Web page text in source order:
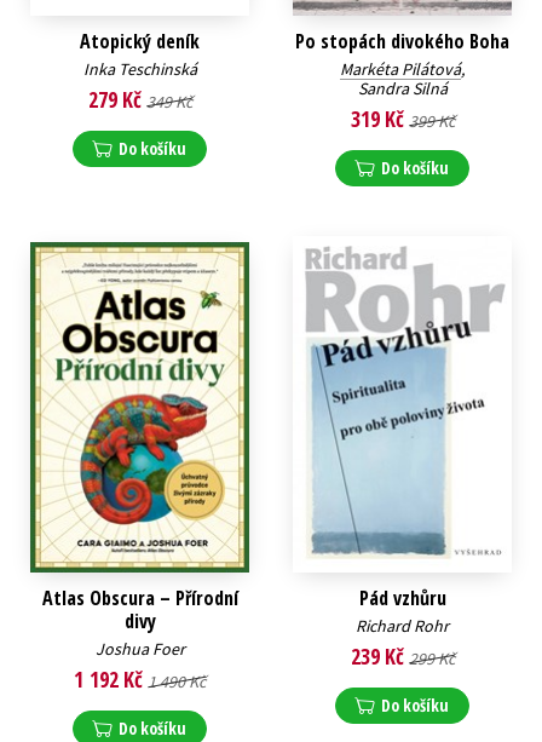
Atopický deník
Inka Teschinská
279 Kč 349 Kč
Do košíku
Po stopách divokého Boha
Markéta Pilátová,
Sandra Silná
319 Kč 399 Kč
Do košíku
Atlas Obscura – Přírodní
divy
Joshua Foer
1 192 Kč 1 490 Kč
Do košíku
Pád vzhůru
Richard Rohr
239 Kč 299 Kč
Do košíku